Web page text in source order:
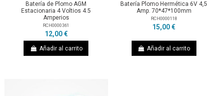
Batería de Plomo AGM
Estacionaria 4 Voltios 4.5
Amperios
RCH0000361
12,00 €
Añadir al carrito
Batería Plomo Hermética 6V 4,5
Amp. 70*47*100mm
RCH0000118
15,00 €
Añadir al carrito